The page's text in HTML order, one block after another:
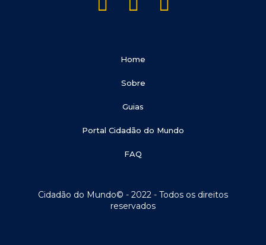
Home
Sobre
Guias
Portal Cidadão do Mundo
FAQ
Cidadão do Mundo© - 2022 - Todos os direitos
reservados